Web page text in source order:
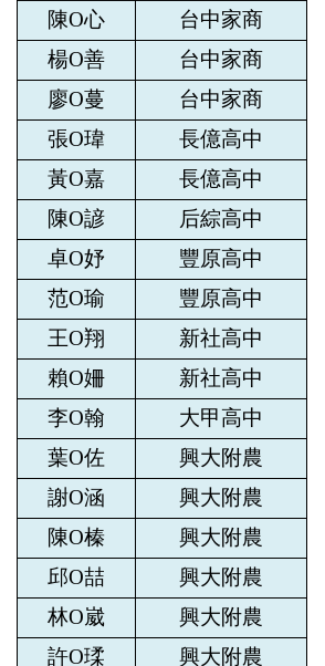
陳O心
台中家商
楊O善
台中家商
廖O蔓
台中家商
張O瑋
長億高中
黃O嘉
長億高中
陳O諺
后綜高中
卓O妤
豐原高中
范O瑜
豐原高中
王O翔
新社高中
賴O姍
新社高中
李O翰
大甲高中
葉O佐
興大附農
謝O涵
興大附農
陳O榛
興大附農
邱O喆
興大附農
林O崴
興大附農
許O瑈
興大附農